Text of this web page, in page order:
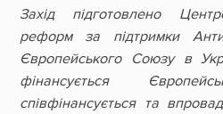
Захід підготовлено
реформ за підтримки
Європейського Союзу в
фінансується
співфінансується та